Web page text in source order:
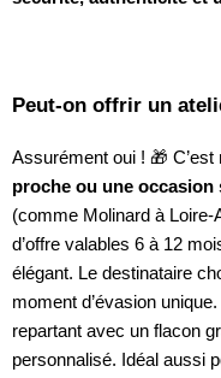
Peut-on offrir un
Assurément oui ! 🎁 C’est
proche ou une occasion
(comme Molinard à Loire-
d’offre valables 6 à 12
élégant. Le destinataire
moment d’évasion
repartant avec un flacon
personnalisé. Idéal aussi